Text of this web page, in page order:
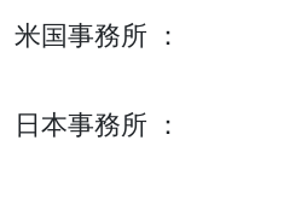
米国事務所 ：
日本事務所 ：